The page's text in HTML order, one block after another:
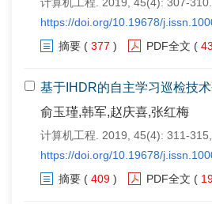
https://doi.org/10.19678/
摘要 ( 377 ) PDF全文 (
基于IHDR的自主学习巡检技
俞玉瑾,韩军,赵庆喜,张红梅
计算机工程. 2019, 45(4): 311-
https://doi.org/10.19678/
摘要 ( 409 ) PDF全文 (